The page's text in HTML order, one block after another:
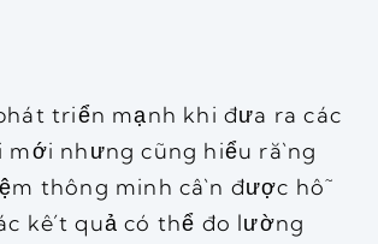
triển mạnh khi đưa ra các
mới nhưng cũng hiểu rằng
thông minh cần được hỗ
kết quả có thể đo lường